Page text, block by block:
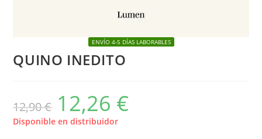
ENVÍO 4-5 DÍAS LABORABLES
QUINO INEDITO
12,90€
El
precio
original
era:
12,26 €
Disponible en distribuidor